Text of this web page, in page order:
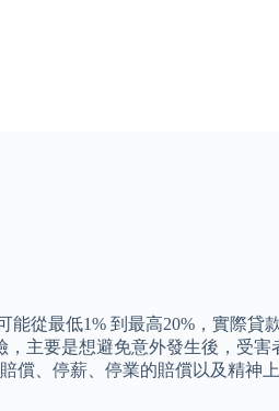
從最低1% 到最高20%，實際
主要是想避免意外發生後，受
償、停薪、停業的賠償以及精神上